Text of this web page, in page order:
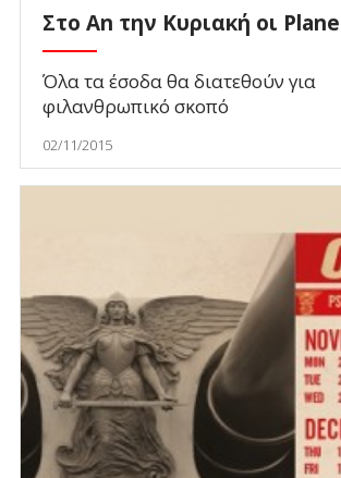
Στο An την Κυριακή οι
Όλα τα έσοδα θα διατεθούν για
φιλανθρωπικό σκοπό
02/11/2015